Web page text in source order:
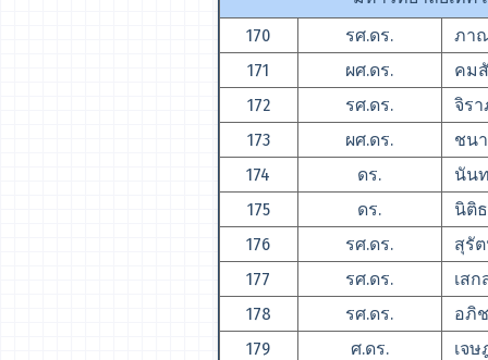
170
รศ.ดร.
ภา
171
ผศ.ดร.
คม
172
รศ.ดร.
จิร
173
ผศ.ดร.
ชน
174
ดร.
นัน
175
ดร.
นิติ
176
รศ.ดร.
สุรั
177
รศ.ดร.
เส
178
รศ.ดร.
อภิ
179
ศ.ดร.
เจ